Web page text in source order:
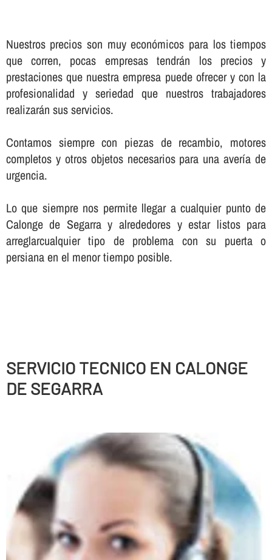
Nuestros precios son muy económicos para los tiempos
que corren, pocas empresas tendrán los precios y
prestaciones que nuestra empresa puede ofrecer y con la
profesionalidad y seriedad que nuestros trabajadores
realizarán sus servicios.
Contamos siempre con piezas de recambio, motores
completos y otros objetos necesarios para una averí­a de
urgencia.
Lo que siempre nos permite llegar a cualquier punto de
Calonge de Segarra y alrededores y estar listos para
arreglarcualquier tipo de problema con su puerta o
persiana en el menor tiempo posible.
SERVICIO TECNICO EN CALONGE
DE SEGARRA